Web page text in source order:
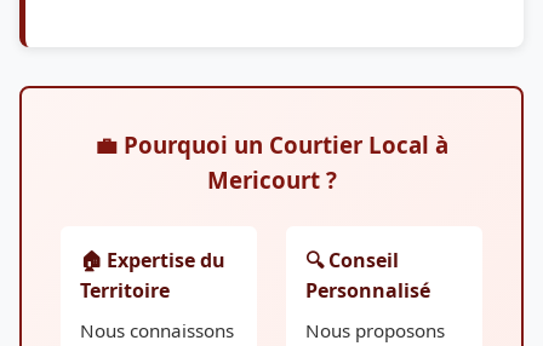
💼 Pourquoi un Courtier Local à
Mericourt ?
🏠 Expertise du
Territoire
Nous connaissons
🔍 Conseil
Personnalisé
Nous proposons